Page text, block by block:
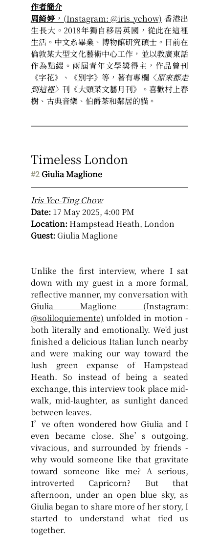
作者簡介
周綺婷，(Instagram: @iris_ychow) 香港出
生長大。2018年獨自移居英國，從此在這裡
生活。中文系畢業、博物館研究碩士。目前在
倫敦某大型文化藝術中心工作，並以教廣東話
作為點綴。兩屆青年文學獎得主，作品曾刊
《字花》、《別字》等，著有專欄〈原來都走
到這裡〉刊《大頭菜文藝月刊》。喜歡村上春
樹、古典音樂、伯爵茶和鄰居的貓。
Timeless London
#2 Giulia Maglione
Iris Yee-Ting Chow
Date: 17 May 2025, 4:00 PM
Location: Hampstead Heath, London
Guest: Giulia Maglione
Unlike the first interview, where I sat
down with my guest in a more formal,
Giulia Maglione (Instagram:
@soliloquiemente) unfolded in motion -
both literally and emotionally. We'd just
finished a delicious Italian lunch nearby
and were making our way toward the
lush green expanse of Hampstead
Heath. So instead of being a seated
exchange, this interview took place mid-
walk, mid-laughter, as sunlight danced
between leaves.
I’ve often wondered how Giulia and I
even became close. She’s outgoing,
vivacious, and surrounded by friends -
why would someone like that gravitate
toward someone like me? A serious,
introverted Capricorn? But that
afternoon, under an open blue sky, as
Giulia began to share more of her story, I
started to understand what tied us
together.